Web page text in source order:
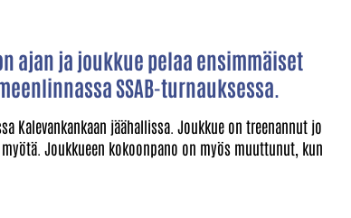
ajan ja joukkue pelaa ensimmäiset
SSAB-turnauksessa.
Kalevankankaan jäähallissa. Joukkue on treenannut jo
Joukkueen kokoonpano on myös muuttunut, kun